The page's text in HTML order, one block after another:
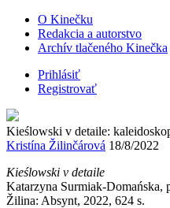
O Kinečku
Redakcia a autorstvo
Archív tlačeného Kinečka
Prihlásiť
Registrovať
Kieślowski v detaile:
Kristína Žilinčárová 18/8/2022
Kieślowski v detaile
Katarzyna Surmiak-
Žilina: Absynt, 2022, 624 s.